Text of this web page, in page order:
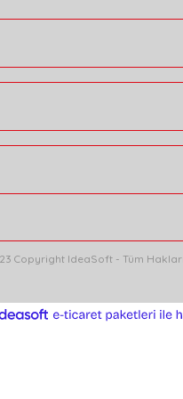
Copyright IdeaSoft - Tüm Hakları
ideasoft
e-